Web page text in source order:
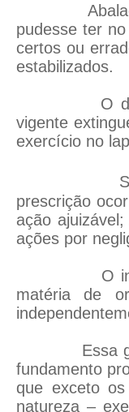
Abaladiça
pudesse ter
certos ou
estabilizados.
O decurso
vigente
exercício no
Segundo
prescrição
ação
ações por
O instituto
matéria de
Essa
fundamento
que exceto
natureza –